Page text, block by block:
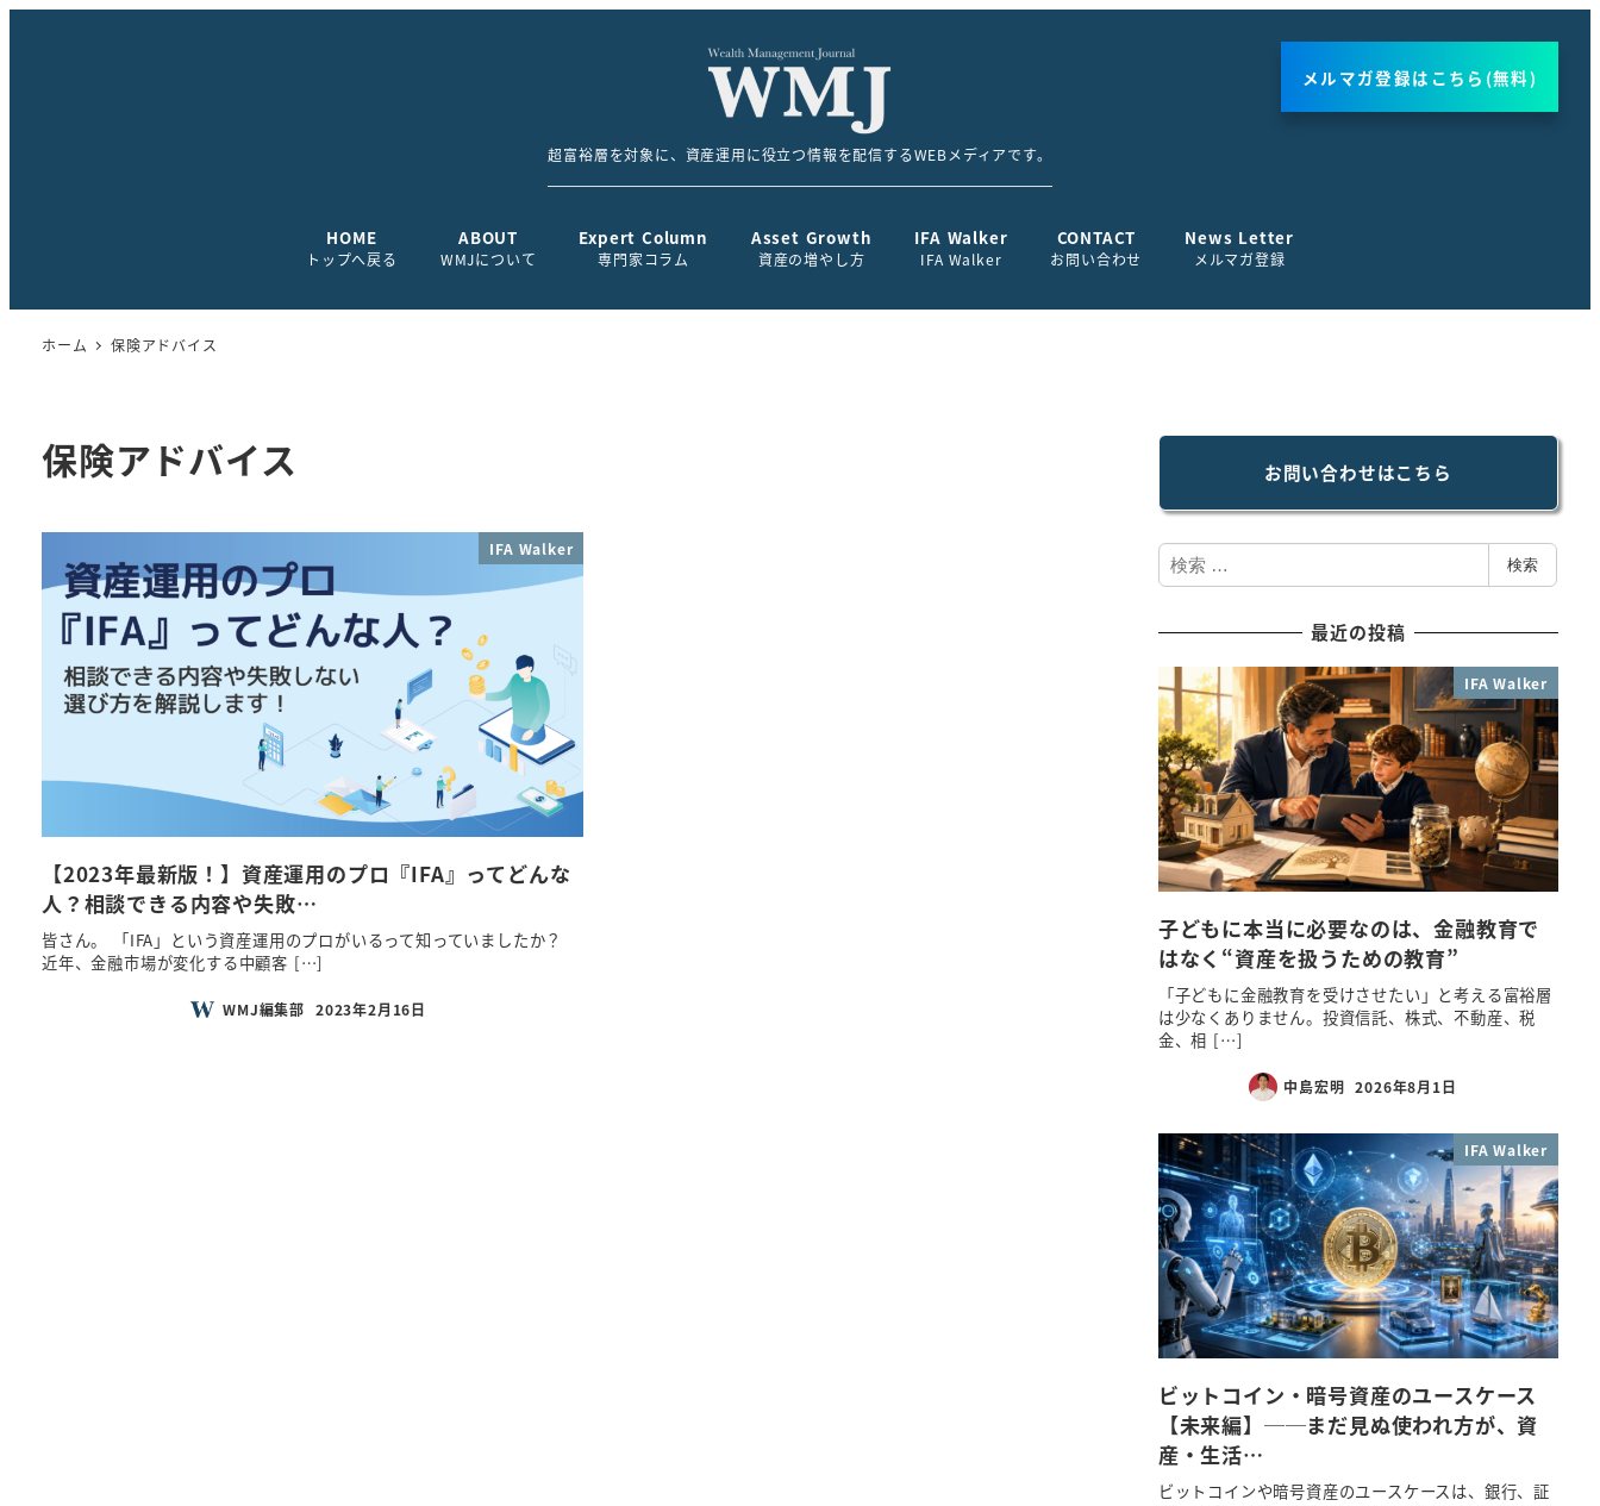
超富裕層を対象に、資産運用に役立つ情報を配信するWEBメディアです。
メルマガ登録はこちら(無料)
HOME
トップへ戻る
ABOUT
WMJについて
Expert Column
専門家コラム
Asset Growth
資産の増やし方
IFA Walker
IFA Walker
CONTACT
お問い合わせ
News Letter
メルマガ登録
ホーム 保険アドバイス
保険アドバイス
IFA Walker
【2023年最新版！】資産運用のプロ『IFA』ってどんな
人？相談できる内容や失敗…
皆さん。 「IFA」という資産運用のプロがいるって知っていましたか？
近年、金融市場が変化する中顧客 […]
WMJ編集部 2023年2月16日
お問い合わせはこちら
検
索
検索
最近の投稿
IFA Walker
子どもに本当に必要なのは、金融教育で
はなく“資産を扱うための教育”
「子どもに金融教育を受けさせたい」と考える富裕層
は少なくありません。投資信託、株式、不動産、税
金、相 […]
中島宏明 2026年8月1日
IFA Walker
ビットコイン・暗号資産のユースケース
【未来編】──まだ見ぬ使われ方が、資
産・生活…
ビットコインや暗号資産のユースケースは、銀行、証